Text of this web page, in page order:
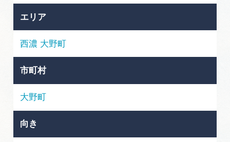
体験予約サイト「ＶＩＳＩＴ岐阜県」
岐阜県アウトドア観光キャンペーン
岐阜県まるごと観光エリアガイド
岐阜県観光データベース
旅行会社・観光事業者の皆様へ
エリア
西濃 大野町
市町村
大野町
向き